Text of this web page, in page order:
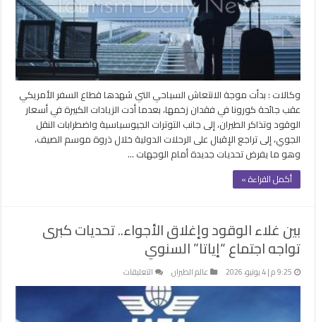
وكالات : بدأت موجة الانتعاش السياحي التي شهدها قطاع السفر الأمريكي
عقب جائحة كورونا في فقدان زخمها، بعدما أدت الزيادات الكبيرة في أسعار
الوقود وتذاكر الطيران، إلى جانب التوترات الجيوسياسية واضطرابات النقل
الجوي، إلى تراجع الإقبال على الرحلات الدولية خلال ذروة موسم الصيف،
وهو ما يفرض تحديات جديدة أمام الوجهات …
أكمل القراءة »
بين غلاء الوقود وإغلاق الأجواء.. تحديات كبرى
تواجه اجتماع “إياتا” السنوي
9:25 م | 4 يونيو، 2026 عالم الطيران التعليقات
بين
غلاء